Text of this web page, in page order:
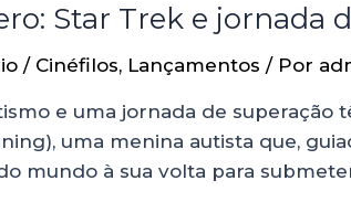
Star Trek e jornada
/ Cinéfilos, Lançamentos / Por
e uma jornada de superação
uma menina autista que,
mundo à sua volta para